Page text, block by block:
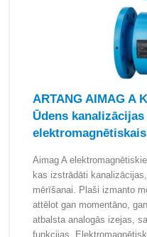
ARTANG AIMAG A
Ūdens
Aimag A
kas izstrādāti
mērīšanai. Plaši izmanto
attēlot gan momentāno,
atbalsta analogās izejas,
funkcijas.